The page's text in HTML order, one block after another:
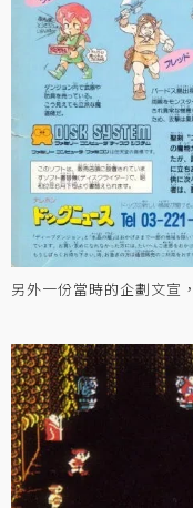
另外一份當時的企劃文宣